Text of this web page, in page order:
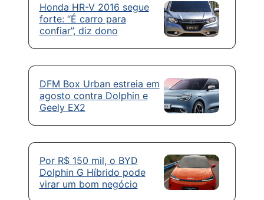
Honda HR-V 2016 segue
forte: “É carro para
confiar”, diz dono
DFM Box Urban estreia em
agosto contra Dolphin e
Geely EX2
Por R$ 150 mil, o BYD
Dolphin G Híbrido pode
virar um bom negócio